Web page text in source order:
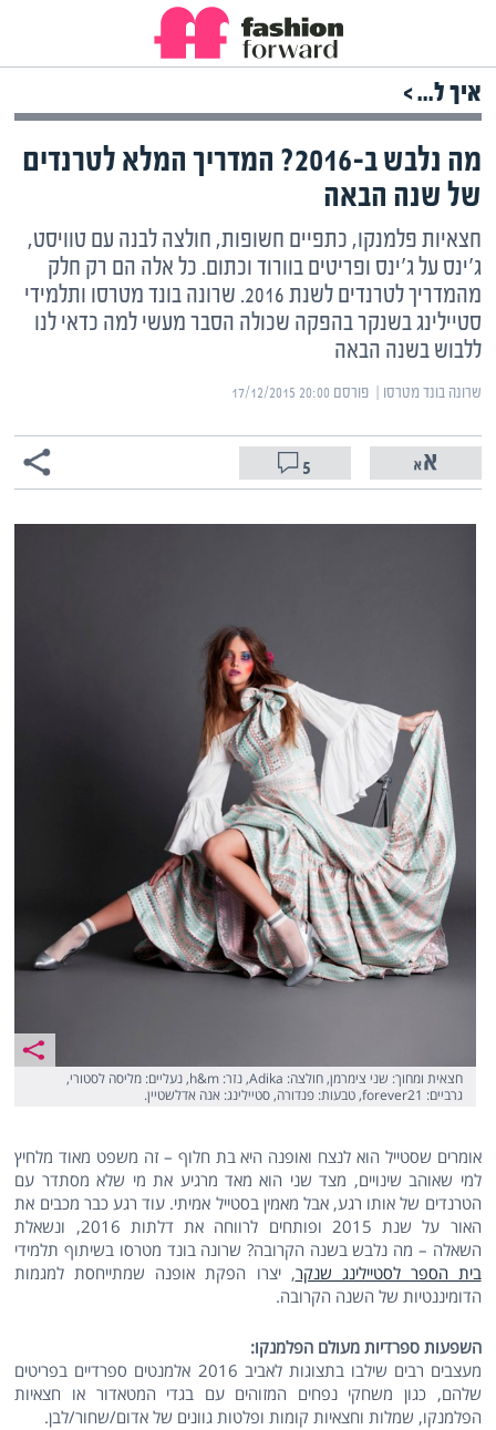
איך ל... >
מה נלבש ב-2016? המדריך המלא לטרנדים
של שנה הבאה
חצאיות פלמנקו, כתפיים חשופות, חולצה לבנה עם טוויסט,
ג'ינס על ג'ינס ופריטים בוורוד וכתום. כל אלה הם רק חלק
מהמדריך לטרנדים לשנת 2016. שרונה בונד מטרסו ותלמידי
סטיילינג בשנקר בהפקה שכולה הסבר מעשי למה כדאי לנו
ללבוש בשנה הבאה
שרונה בונד מטרסו | ‏פורסם ‎17/12/2015 20:00
5
חצאית ומחוך: שני צימרמן, חולצה: Adika, נזר: h&m, נעליים: מליסה לסטורי,
גרביים: forever21, טבעות: פנדורה, סטיילינג: אנה אדלשטיין.
אומרים שסטייל הוא לנצח ואופנה היא בת חלוף – זה משפט מאוד מלחיץ
למי שאוהב שינויים, מצד שני הוא מאד מרגיע את מי שלא מסתדר עם
הטרנדים של אותו רגע, אבל מאמין בסטייל אמיתי. עוד רגע כבר מכבים את
האור על שנת 2015 ופותחים לרווחה את דלתות 2016, ונשאלת
השאלה – מה נלבש בשנה הקרובה? שרונה בונד מטרסו בשיתוף תלמידי
בית הספר לסטיילינג שנקר, יצרו הפקת אופנה שמתייחסת למגמות
הדומיננטיות של השנה הקרובה.
השפעות ספרדיות מעולם הפלמנקו:
מעצבים רבים שילבו בתצוגות לאביב 2016 אלמנטים ספרדיים בפריטים
שלהם, כגון משחקי נפחים המזוהים עם בגדי המטאדור או חצאיות
הפלמנקו, שמלות וחצאיות קומות ופלטות גוונים של אדום/שחור/לבן.